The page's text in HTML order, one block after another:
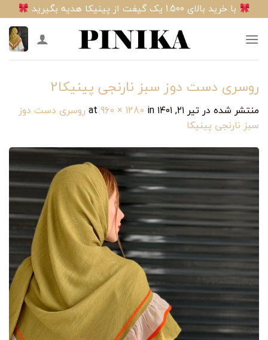
to
content
با خرید بالای 1.500 یک گیفت از پینیکا هدیه بگیرید
روسری دست دوز سبز نارنجی پینیکا2
منتشر شده درتیر ۲۱, ۱۴۰۱ 960 × 1280 in
روسری دست دوز
سبز نارنجی پینیکا‎‎